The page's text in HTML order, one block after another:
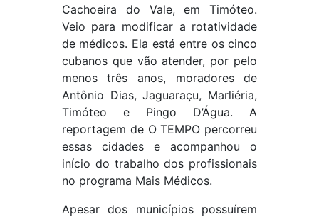
Cachoeira do Vale, em Timóteo.
Veio para modificar a rotatividade
de médicos. Ela está entre os cinco
cubanos que vão atender, por pelo
menos três anos, moradores de
Antônio Dias, Jaguaraçu, Marliéria,
Timóteo e Pingo D’Água. A
reportagem de O TEMPO percorreu
essas cidades e acompanhou o
início do trabalho dos profissionais
no programa Mais Médicos.
Apesar dos municípios possuírem